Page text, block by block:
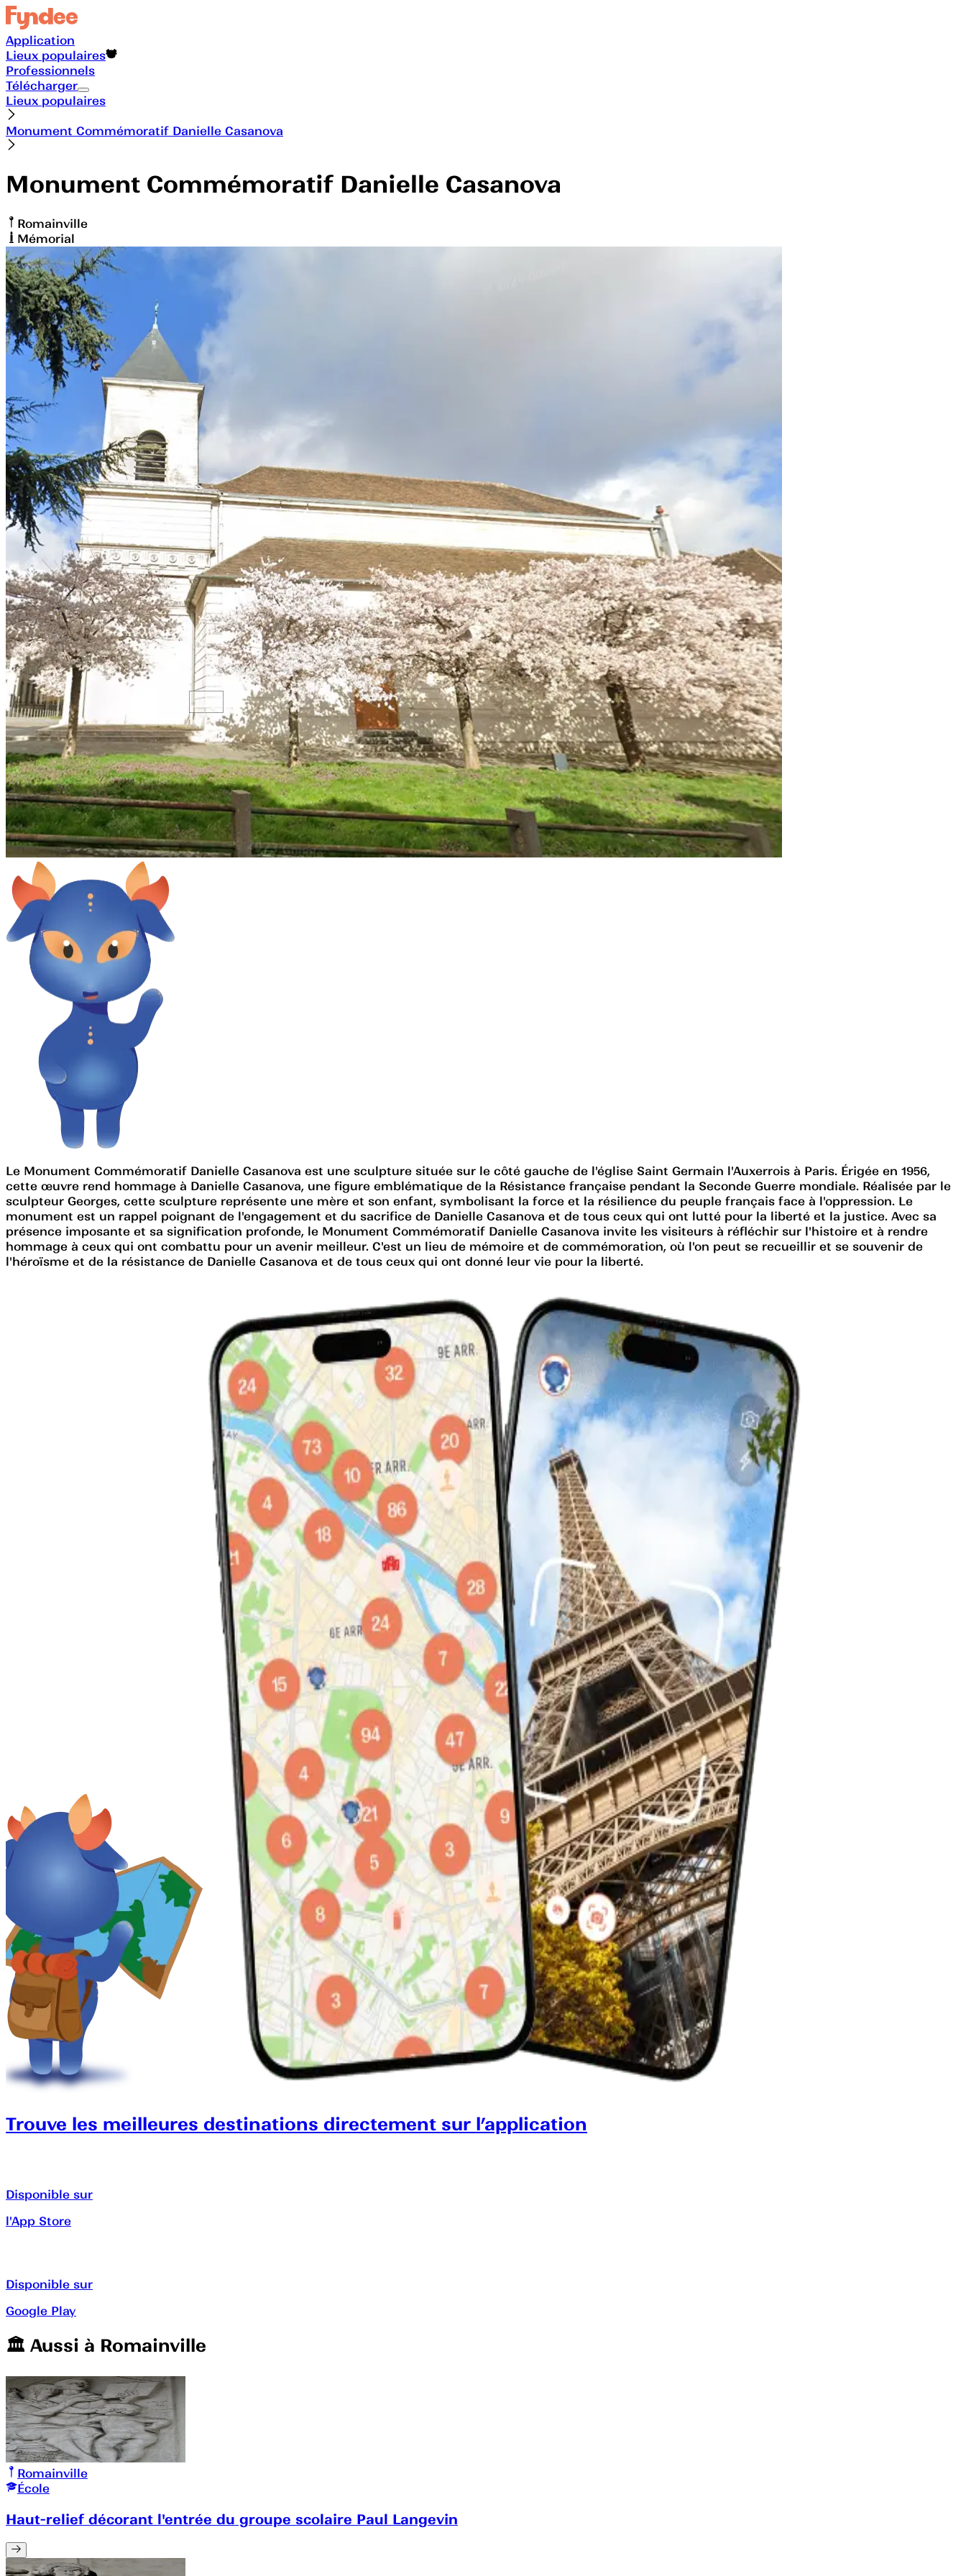
Application
Lieux populaires
Professionnels
Télécharger
Lieux populaires
Monument Commémoratif Danielle Casanova
Monument Commémoratif Danielle Casanova
Romainville
Mémorial
Le Monument Commémoratif Danielle Casanova est une sculpture située sur le côté gauche de l'église Saint Germain l'Auxerrois à Paris. Érigée en 1956,
cette œuvre rend hommage à Danielle Casanova, une figure emblématique de la Résistance française pendant la Seconde Guerre mondiale. Réalisée par le
sculpteur Georges, cette sculpture représente une mère et son enfant, symbolisant la force et la résilience du peuple français face à l'oppression. Le
monument est un rappel poignant de l'engagement et du sacrifice de Danielle Casanova et de tous ceux qui ont lutté pour la liberté et la justice. Avec sa
présence imposante et sa signification profonde, le Monument Commémoratif Danielle Casanova invite les visiteurs à réfléchir sur l'histoire et à rendre
hommage à ceux qui ont combattu pour un avenir meilleur. C'est un lieu de mémoire et de commémoration, où l'on peut se recueillir et se souvenir de
l'héroïsme et de la résistance de Danielle Casanova et de tous ceux qui ont donné leur vie pour la liberté.
Trouve les meilleures destinations directement sur l’application
Disponible sur
l'App Store
Disponible sur
Google Play
🏛️️ Aussi à Romainville
Romainville
École
Haut-relief décorant l'entrée du groupe scolaire Paul Langevin